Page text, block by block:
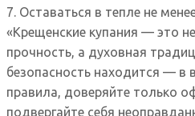
7. Оставаться в тепле не
«Крещенские купания — это
прочность, а духовная
безопасность находится — в
правила, доверяйте только
подвергайте себя